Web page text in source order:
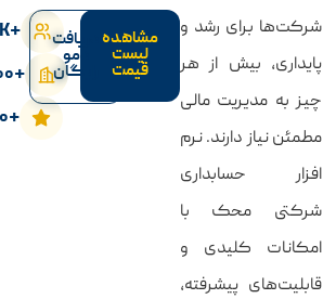
شرکت‌ها برای رشد و
پایداری، بیش از هر
چیز به مدیریت مالی
مطمئن نیاز دارند. نرم
افزار حسابداری
شرکتی محک با
امکانات کلیدی و
قابلیت‌های پیشرفته،
مشاهده
لیست
قیمت
دریافت
دمو
رایگان
+۲۰۰K
+2۰۰
+۲۰